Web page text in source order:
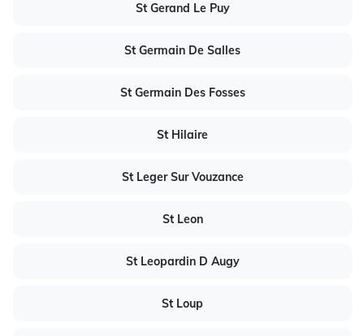
St Gerand Le Puy
St Germain De Salles
St Germain Des Fosses
St Hilaire
St Leger Sur Vouzance
St Leon
St Leopardin D Augy
St Loup